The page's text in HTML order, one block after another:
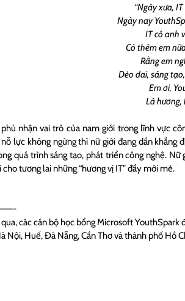
“Ngày xưa,
Ngày nay
IT có anh
Có thêm em
Rằng em
Dẻo dai, sáng
Em ơi,
Là hương,
nhận vai trò của nam giới trong lĩnh vực
nỗ lực không ngừng thì nữ giới đang dần
quá trình sáng tạo, phát triển công nghệ.
cho tương lai những “hương vị IT” đầy mới mẻ.
các cán bộ học bổng Microsoft
Nội, Huế, Đà Nẵng, Cần Thơ và thành phố Hồ